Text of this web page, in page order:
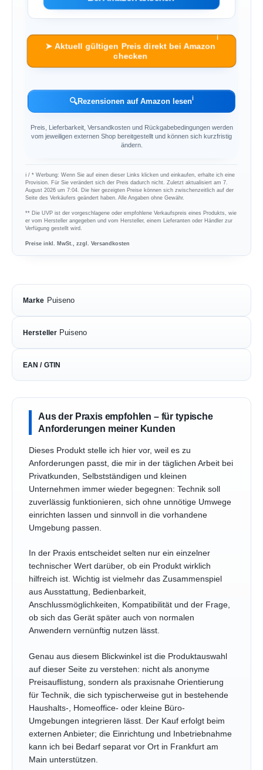
➤ Aktuell gültigen Preis direkt bei Amazon
checken
ℹ︎
🔍Rezensionen auf Amazon lesenℹ︎
Preis, Lieferbarkeit, Versandkosten und Rückgabebedingungen werden
vom jeweiligen externen Shop bereitgestellt und können sich kurzfristig
ändern.
ℹ︎ / * Werbung: Wenn Sie auf einen dieser Links klicken und einkaufen, erhalte ich eine
Provision. Für Sie verändert sich der Preis dadurch nicht. Zuletzt aktualisiert am 7.
August 2026 um 7:04. Die hier gezeigten Preise können sich zwischenzeitlich auf der
Seite des Verkäufers geändert haben. Alle Angaben ohne Gewähr.
** Die UVP ist der vorgeschlagene oder empfohlene Verkaufspreis eines Produkts, wie
er vom Hersteller angegeben und vom Hersteller, einem Lieferanten oder Händler zur
Verfügung gestellt wird.
Preise inkl. MwSt., zzgl. Versandkosten
Marke Puiseno
Hersteller Puiseno
EAN / GTIN
Aus der Praxis empfohlen – für typische
Anforderungen meiner Kunden
Dieses Produkt stelle ich hier vor, weil es zu
Anforderungen passt, die mir in der täglichen Arbeit bei
Privatkunden, Selbstständigen und kleinen
Unternehmen immer wieder begegnen: Technik soll
zuverlässig funktionieren, sich ohne unnötige Umwege
einrichten lassen und sinnvoll in die vorhandene
Umgebung passen.
In der Praxis entscheidet selten nur ein einzelner
technischer Wert darüber, ob ein Produkt wirklich
hilfreich ist. Wichtig ist vielmehr das Zusammenspiel
aus Ausstattung, Bedienbarkeit,
Anschlussmöglichkeiten, Kompatibilität und der Frage,
ob sich das Gerät später auch von normalen
Anwendern vernünftig nutzen lässt.
Genau aus diesem Blickwinkel ist die Produktauswahl
auf dieser Seite zu verstehen: nicht als anonyme
Preisauflistung, sondern als praxisnahe Orientierung
für Technik, die sich typischerweise gut in bestehende
Haushalts-, Homeoffice- oder kleine Büro-
Umgebungen integrieren lässt. Der Kauf erfolgt beim
externen Anbieter; die Einrichtung und Inbetriebnahme
kann ich bei Bedarf separat vor Ort in Frankfurt am
Main unterstützen.